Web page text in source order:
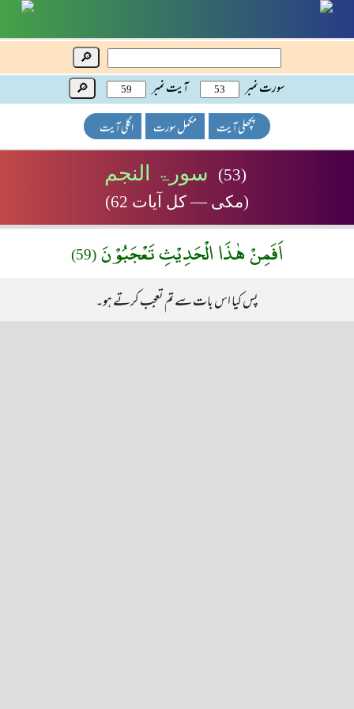
🔎
سورت نمبر آیت نمبر 🔎
پچھلی آیت مکمل سورت اگلی آیت
(53) سورۃ النجم
(مکی — کل آیات 62)
اَفَمِنْ هٰذَا الْحَدِيْثِ تَعْجَبُوْنَ(59)
پس کیا اس بات سے تم تعجب کرتے ہو۔